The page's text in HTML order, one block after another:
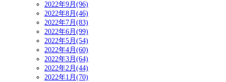
2022年9月(96)
2022年8月(46)
2022年7月(83)
2022年6月(99)
2022年5月(54)
2022年4月(60)
2022年3月(64)
2022年2月(44)
2022年1月(70)